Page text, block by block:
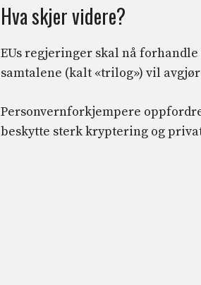
Hva skjer videre?
EUs regjeringer skal nå
samtalene (kalt «trilog») vil
Personvernforkjempere
beskytte sterk kryptering og